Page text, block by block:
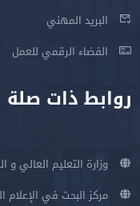
البريد المهني
الفضاء الرقمي للعمل
روابط ذات صلة
وزارة التعليم العالي و
مركز البحث في الإعلام